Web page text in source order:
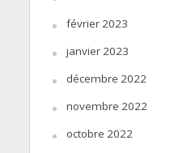
février 2023
janvier 2023
décembre 2022
novembre 2022
octobre 2022